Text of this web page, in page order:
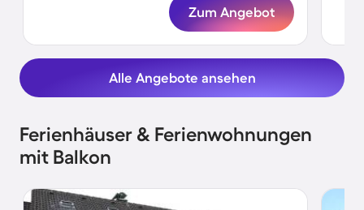
Zum Angebot
Alle Angebote ansehen
Ferienhäuser & Ferienwohnungen
mit Balkon